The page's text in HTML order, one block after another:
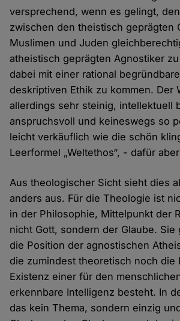
versprechend, wenn es gelingt,
zwischen den theistisch geprägten
Muslimen und Juden
atheistisch geprägten Agnostiker
dabei mit einer rational
deskriptiven Ethik zu kommen. Der
allerdings sehr steinig, intellektuell
anspruchsvoll und keineswegs so
leicht verkäuflich wie die schön
Leerformel „Weltethos“, - dafür
Aus theologischer Sicht sieht dies
anders aus. Für die Theologie ist
in der Philosophie, Mittelpunkt der
nicht Gott, sondern der Glaube. Sie
die Position der agnostischen
die zumindest theoretisch noch die
Existenz einer für den
erkennbare Intelligenz besteht. In
das kein Thema, sondern einzig